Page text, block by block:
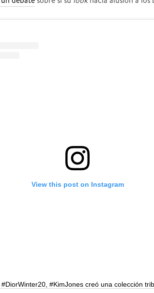
View this post on Instagram
#DiorWinter20, #KimJones creó una colección